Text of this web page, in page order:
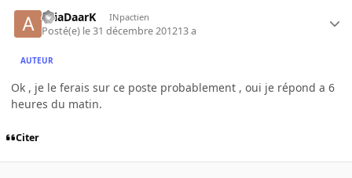
AriaDaarK INpactien
Posté(e) le 31 décembre 201213 a
AUTEUR
Ok , je le ferais sur ce poste probablement , oui je répond a 6
heures du matin.
Citer